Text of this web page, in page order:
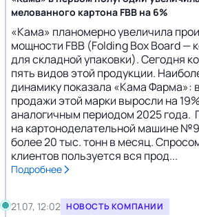
мелованного картона FBB на 6%
«Кама» планомерно увеличила
мощности FBB (Folding Box Board —
для складной упаковки). Сегодня
пять видов этой продукции.
динамику показала «Кама Фарма»:
продажи этой марки выросли на
аналогичным периодом 2025 года.
на картоноделательной машине
более 20 тыс. тонн в месяц.
клиентов пользуется вся прод...
Подробнее
21.07, 12:02 НОВОСТЬ КОМПАНИИ